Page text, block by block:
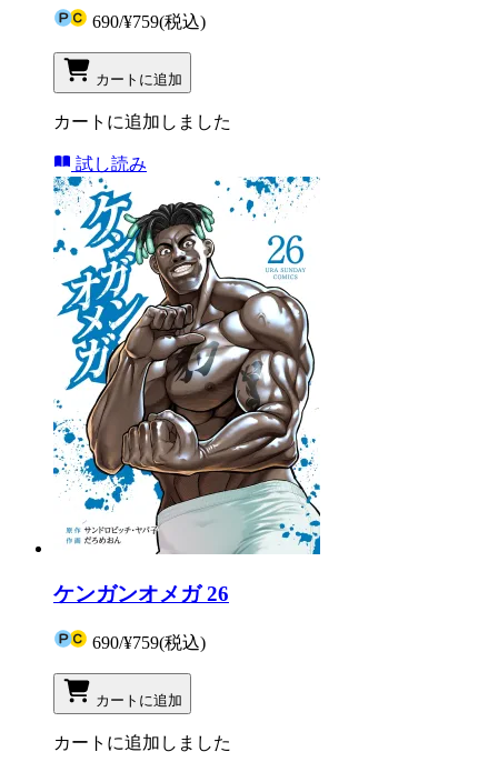
690/¥759(税込)
カートに追加
カートに追加しました
試し読み
ケンガンオメガ 26
690/¥759(税込)
カートに追加
カートに追加しました